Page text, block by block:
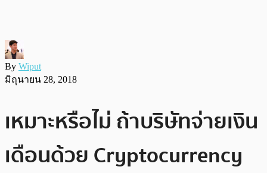
By Wiput
มิถุนายน 28, 2018
เหมาะหรือไม่ ถ้าบริษัทจ่ายเงิน
เดือนด้วย Cryptocurrency